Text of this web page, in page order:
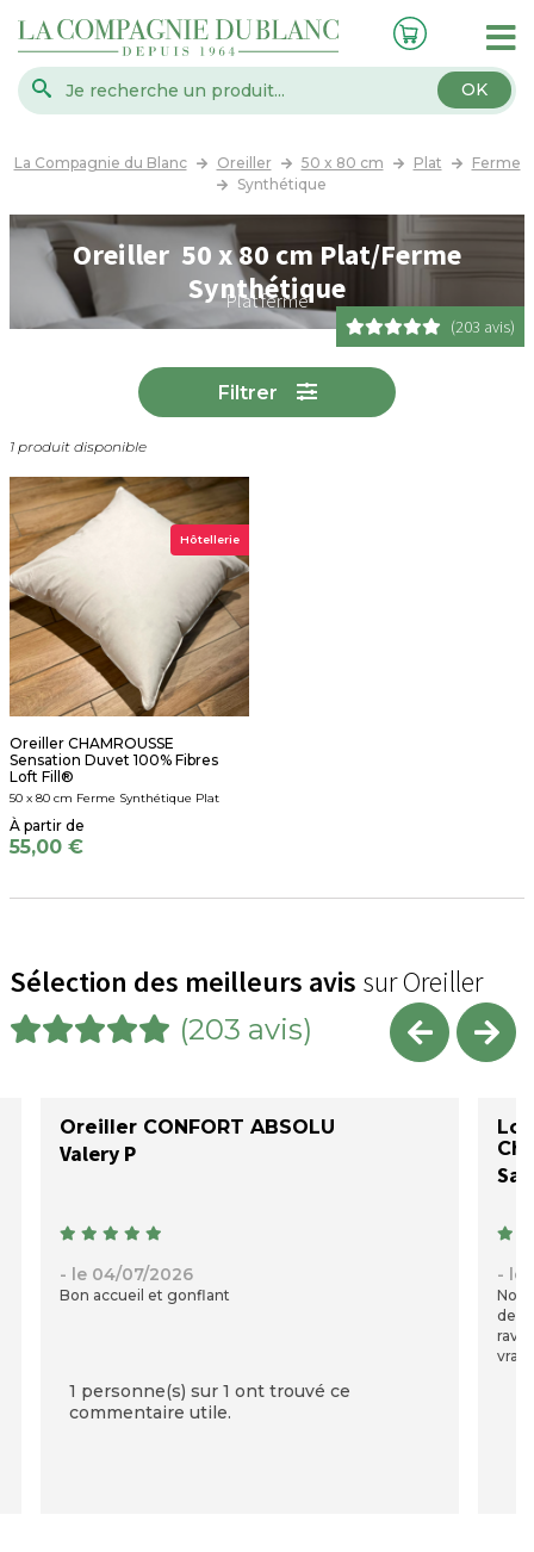
OK
La Compagnie du Blanc Oreiller 50 x 80 cm Plat
Ferme
Synthétique
Oreiller 50 x 80 cm Plat/Ferme
Synthétique
Plat ferme
(203 avis)
Filtrer
1 produit disponible
Hôtellerie
Oreiller CHAMROUSSE
Sensation Duvet 100% Fibres
Loft Fill®
50 x 80 cm Ferme Synthétique Plat
55,00 €
Sélection des meilleurs avis sur Oreiller
(203 avis)
Oreiller CONFORT ABSOLU
Valery P
- le 04/07/2026
Bon accueil et gonflant
1 personne(s) sur 1 ont trouvé ce
commentaire utile.
Lot
- le